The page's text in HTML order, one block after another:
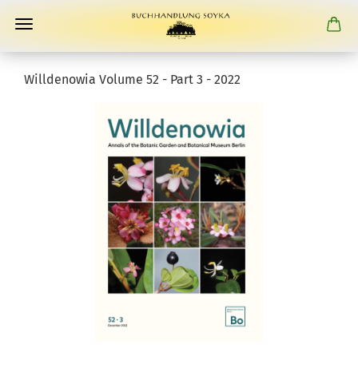
Willdenowia Volume 52 - Part 3 - 2022